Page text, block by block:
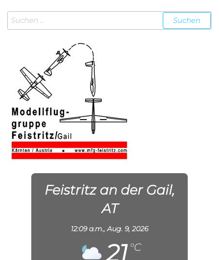
Feistritz an der Gail,
AT
12:09 a.m.,Aug. 9, 2026
21 °C